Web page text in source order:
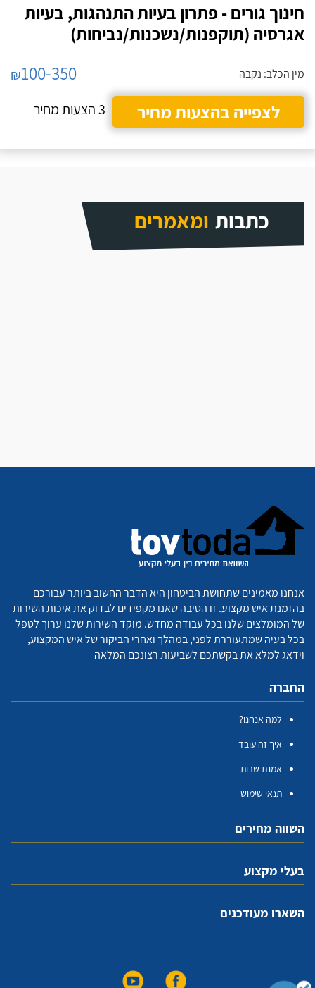
חינוך גורים - פתרון בעיות התנהגות, בעיות
אגרסיה (תוקפנות/נשכנות/נביחות)
מין הכלב: נקבה ₪100-350
לצפייה בהצעות מחיר
3 הצעות מחיר
כתבות ומאמרים
אנחנו מאמינים שתחושת הביטחון היא הדבר החשוב ביותר עבורכם
בהזמנת איש מקצוע. זו הסיבה שאנו מקפידים לבדוק את איכות השירות
של המומלצים שלנו בכל עבודה מחדש. מוקד השירות שלנו ערוך לטפל
בכל בעיה שמתעוררת לפני, במהלך ואחרי הביקור של איש המקצוע,
וידאג למלא את בקשתכם לשביעות רצונכם המלאה
החברה
למה אנחנו?
איך זה עובד
אמנת שרות
תנאי שימוש
השווה מחירים
בעלי מקצוע
השארו מעודכנים